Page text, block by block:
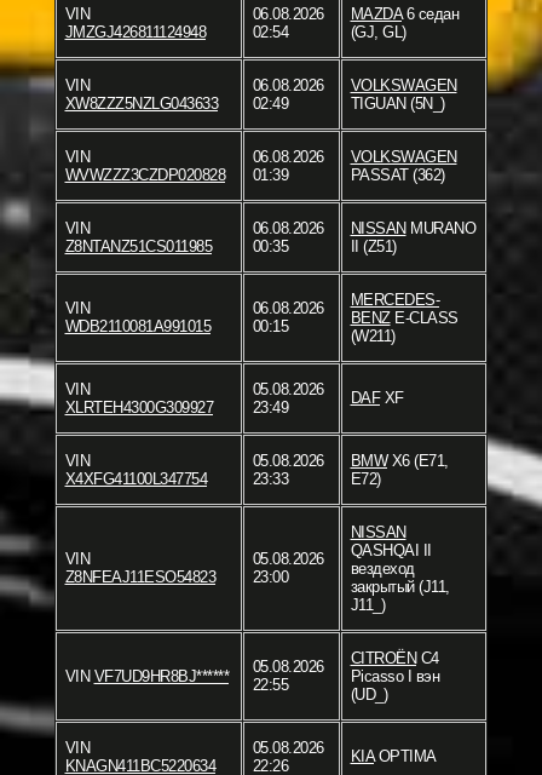
VIN
JMZGJ426811124948
06.08.2026
02:54
MAZDA6 седан
(GJ, GL)
VIN
XW8ZZZ5NZLG043633
06.08.2026
02:49
VOLKSWAGEN
TIGUAN (5N_)
VIN
WVWZZZ3CZDP020828
06.08.2026
01:39
VOLKSWAGEN
PASSAT (362)
VIN
Z8NTANZ51CS011985
06.08.2026
00:35
NISSANMURANO
II (Z51)
VIN
WDB2110081A991015
06.08.2026
00:15
MERCEDES-
BENZE-CLASS
(W211)
VIN
XLRTEH4300G309927
05.08.2026
23:49
DAFXF
VIN
X4XFG41100L347754
05.08.2026
23:33
BMWX6 (E71,
E72)
VIN
Z8NFEAJ11ESO54823
05.08.2026
23:00
NISSAN
QASHQAI II
вездеход
закрытый (J11,
J11_)
VIN VF7UD9HR8BJ******
05.08.2026
22:55
CITROËNC4
Picasso I вэн
(UD_)
VIN
KNAGN411BC5220634
05.08.2026
22:26
KIAOPTIMA